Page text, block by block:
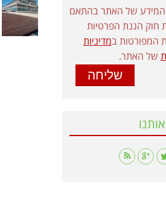
של האתר בהתאם
חוק הגנת הפרטיות
המפורטות במדיניות
של האתר.